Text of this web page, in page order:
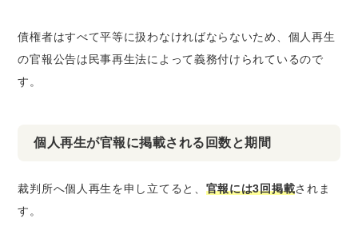
債権者はすべて平等に扱わなければならないため、個人再生
の官報公告は民事再生法によって義務付けられているので
す。
個人再生が官報に掲載される回数と期間
裁判所へ個人再生を申し立てると、 官報には3回掲載されま
す。